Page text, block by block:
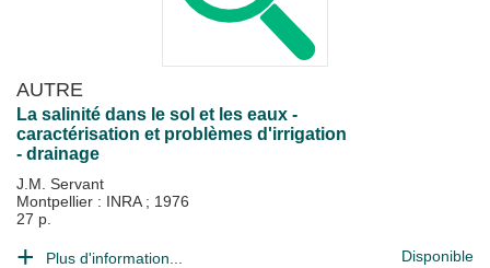
AUTRE
La salinité dans le sol et les eaux -
caractérisation et problèmes d'irrigation
- drainage
J.M. Servant
Montpellier : INRA ; 1976
27 p.
Plus d'information... Disponible